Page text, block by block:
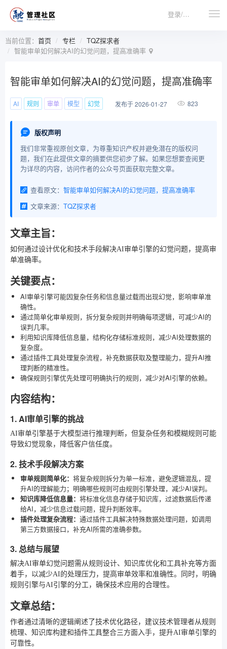
登录/注册
当前位置： 首页 专栏
TQZ探求者
智能审单如何解决AI的幻觉问题，提高准确率
智能审单如何解决AI的幻觉问题，提高准确率
AI 规则 审单 模型 幻觉 发布于 2026-01-27 823
版权声明
我们非常重视原创文章，为尊重知识产权并避免潜在的版权问
题，我们在此提供文章的摘要供您初步了解。如果您想要查阅更
为详尽的内容，访问作者的公众号页面获取完整文章。
查看原文： 智能审单如何解决AI的幻觉问题，提高准确率
文章来源： TQZ探求者
文章主旨：
如何通过设计优化和技术手段解决AI审单引擎的幻觉问题，提高审
单准确率。
关键要点：
AI审单引擎可能因复杂任务和信息量过载而出现幻觉，影响审单准
确性。
通过简单化审单规则，拆分复杂规则并明确每项逻辑，可减少AI的
误判几率。
利用知识库降低信息量，结构化存储标准规则，减少AI处理数据的
复杂度。
通过插件工具处理复杂流程，补充数据获取及整理能力，提升AI推
理判断的精准性。
确保规则引擎优先处理可明确执行的规则，减少对AI引擎的依赖。
内容结构：
1. AI审单引擎的挑战
AI审单引擎基于大模型进行推理判断，但复杂任务和模糊规则可能
导致幻觉现象，降低客户信任度。
2. 技术手段解决方案
审单规则简单化： 将复杂规则拆分为单一标准，避免逻辑混乱，提
升AI的理解能力；明确哪些规则可由规则引擎处理，减少AI误判。
知识库降低信息量： 将标准化信息存储于知识库，过滤数据后传递
给AI，减少信息过载问题，提升判断效率。
插件处理复杂流程： 通过插件工具解决特殊数据处理问题，如调用
第三方数据接口，补充AI所需的准确参数。
3. 总结与展望
解决AI审单幻觉问题需从规则设计、知识库优化和工具补充等方面
着手，以减少AI的处理压力，提高审单效率和准确性。同时，明确
规则引擎与AI引擎的分工，确保技术应用的合理性。
文章总结：
作者通过清晰的逻辑阐述了技术优化路径，建议技术管理者从规则
梳理、知识库构建和插件工具整合三方面入手，提升AI审单引擎的
可靠性。